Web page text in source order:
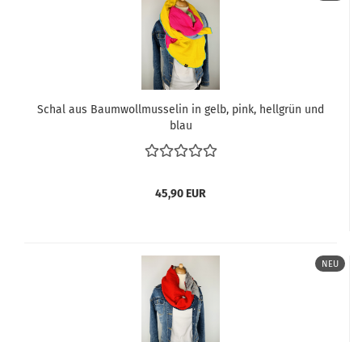
Schal aus Baumwollmusselin in gelb, pink, hellgrün und
blau
45,90 EUR
NEU